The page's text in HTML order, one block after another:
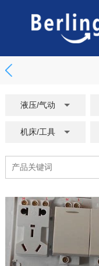
液压/气动
机床/工具